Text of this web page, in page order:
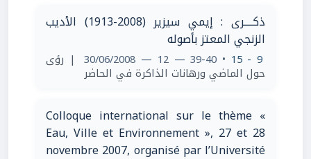
ذكــــرى : إيمي سيزير (2008-1913) الأديب
الزنجي المعتز بأصوله
9 - 15
• 39-40 — 12 — 30/06/2008 | رؤى
حول الماضي ورهانات الذاكرة في الحاضر
Colloque international sur le thème «
Eau, Ville et Environnement », 27 et 28
novembre 2007, organisé par l’Université